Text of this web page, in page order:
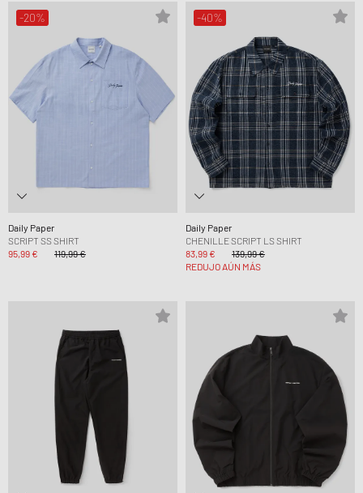
-20%
Daily Paper
SCRIPT SS SHIRT
95,99 €
119,99 €
-40%
Daily Paper
CHENILLE SCRIPT LS SHIRT
83,99 €
139,99 €
REDUJO AÚN MÁS